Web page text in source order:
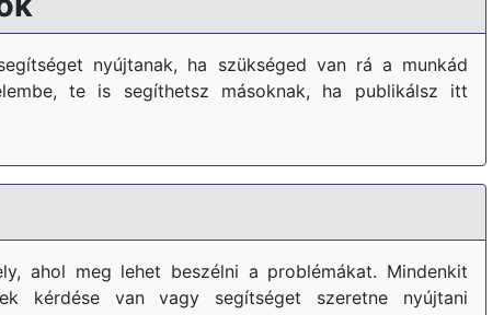
nyújtanak, ha szükséged van rá a munkád
te is segíthetsz másoknak, ha publikálsz itt
ahol meg lehet beszélni a problémákat. Mindenkit
kérdése van vagy segítséget szeretne nyújtani